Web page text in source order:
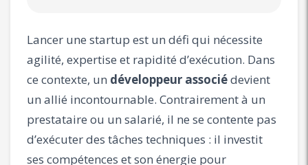
Lancer une startup est un défi qui nécessite
agilité, expertise et rapidité d’exécution. Dans
ce contexte, un développeur associédevient
un allié incontournable. Contrairement à un
prestataire ou un salarié, il ne se contente pas
d’exécuter des tâches techniques : il investit
ses compétences et son énergie pour